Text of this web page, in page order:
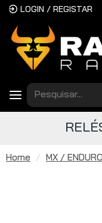
LOGIN / REGISTAR
Home MX / ENDURO